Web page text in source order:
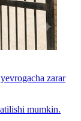
zarar
mumkin.